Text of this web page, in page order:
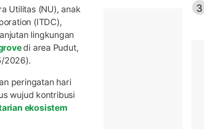
Utilitas (NU), anak
(ITDC),
lingkungan
di area Pudut,
2026).
peringatan hari
wujud kontribusi
ekosistem
3